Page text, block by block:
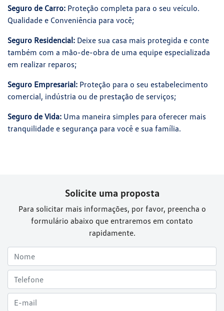
Seguro de Carro: Proteção completa para o seu veículo.
Qualidade e Conveniência para você;
Seguro Residencial: Deixe sua casa mais protegida e conte
também com a mão-de-obra de uma equipe especializada
em realizar reparos;
Seguro Empresarial: Proteção para o seu estabelecimento
comercial, indústria ou de prestação de serviços;
Seguro de Vida: Uma maneira simples para oferecer mais
tranquilidade e segurança para você e sua família.
Solicite uma proposta
Para solicitar mais informações, por favor, preencha o
formulário abaixo que entraremos em contato
rapidamente.